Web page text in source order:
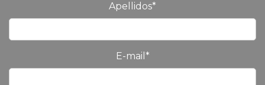
Apellidos*
E-mail *